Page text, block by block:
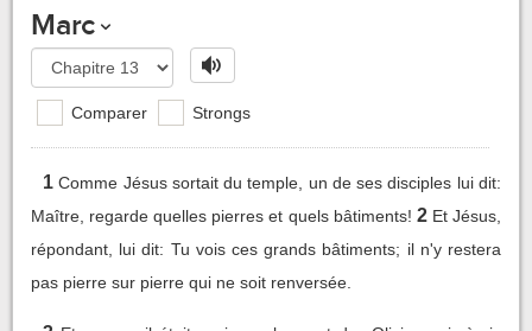
Marc
Comparer Strongs
1 Comme Jésus sortait du temple, un de ses disciples lui dit:
Maître, regarde quelles pierres et quels bâtiments! 2 Et Jésus,
répondant, lui dit: Tu vois ces grands bâtiments; il n'y restera
pas pierre sur pierre qui ne soit renversée.